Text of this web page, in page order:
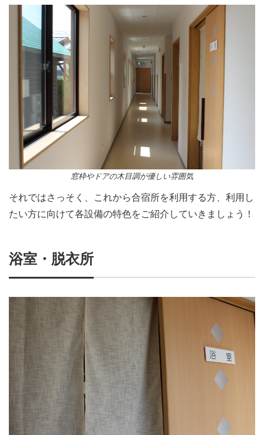
窓枠やドアの木目調が優しい雰囲気
それではさっそく、これから合宿所を利用する方、利用し
たい方に向けて各設備の特色をご紹介していきましょう！
浴室・脱衣所